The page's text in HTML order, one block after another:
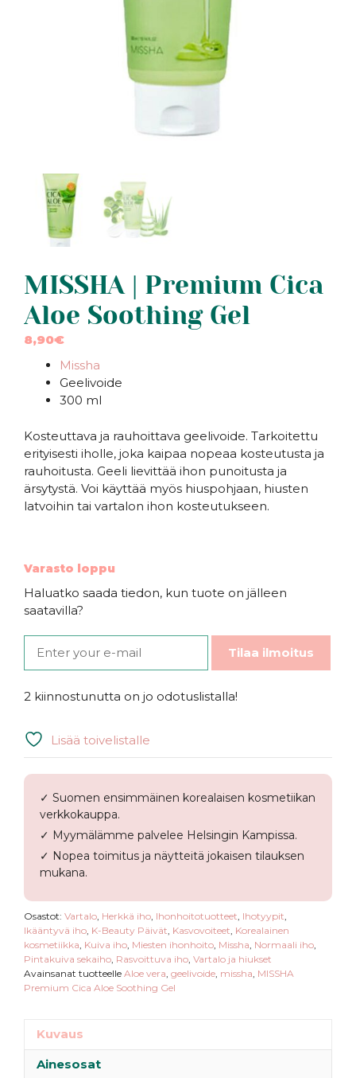
MISSHA | Premium Cica
Aloe Soothing Gel
8,90€
Missha
Geelivoide
300 ml
Kosteuttava ja rauhoittava geelivoide. Tarkoitettu
erityisesti iholle, joka kaipaa nopeaa kosteutusta ja
rauhoitusta. Geeli lievittää ihon punoitusta ja
ärsytystä. Voi käyttää myös hiuspohjaan, hiusten
latvoihin tai vartalon ihon kosteutukseen.
Varasto loppu
Haluatko saada tiedon, kun tuote on jälleen
saatavilla?
Tilaa ilmoitus
2 kiinnostunutta on jo odotuslistalla!
Lisää toivelistalle
✓ Suomen ensimmäinen korealaisen kosmetiikan
verkkokauppa.
✓ Myymälämme palvelee Helsingin Kampissa.
✓ Nopea toimitus ja näytteitä jokaisen tilauksen
mukana.
Osastot: Vartalo Herkkä iho Ihonhoitotuotteet Ihotyypit
Ikääntyvä iho K-Beauty Päivät Kasvovoiteet Korealainen
kosmetiikka Kuiva iho Miesten ihonhoito Missha Normaali iho
Pintakuiva sekaiho Rasvoittuva iho Vartalo ja hiukset
Avainsanat tuotteelle Aloe vera geelivoide missha MISSHA
Premium Cica Aloe Soothing Gel
Kuvaus
Ainesosat